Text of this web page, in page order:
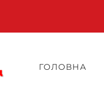
ГОЛОВНА